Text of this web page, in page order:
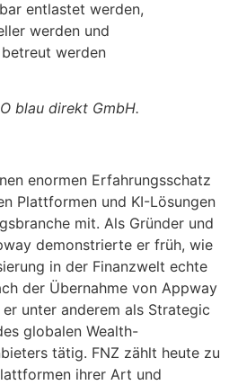
entlastet werden,
werden und
betreut werden
blau direkt GmbH.
enormen Erfahrungsschatz
Plattformen und KI-Lösungen
mit. Als Gründer und
demonstrierte er früh, wie
in der Finanzwelt echte
der Übernahme von Appway
unter anderem als Strategic
globalen Wealth-
tätig. FNZ zählt heute zu
ihrer Art und